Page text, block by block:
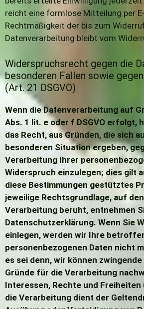
reicht eine formlose Mitteilung per
Rechtmäßigkeit der bis zum
Datenverarbeitung bleibt vom
Widerspruchsrecht gegen die
besonderen Fällen sowie
(Art. 21 DSGVO)
Wenn die Datenverarbeitung auf
Abs. 1 lit. e oder f DSGVO erfolgt,
das Recht, aus Gründen, die sich
besonderen Situation ergeben,
Verarbeitung Ihrer
Widerspruch einzulegen; dies gilt
diese Bestimmungen gestütztes
jeweilige Rechtsgrundlage, auf
Verarbeitung beruht, entnehmen
Datenschutzerklärung. Wenn Sie
einlegen, werden wir Ihre
personenbezogenen Daten nicht
es sei denn, wir können
Gründe für die Verarbeitung
Interessen, Rechte und Freiheiten
die Verarbeitung dient der